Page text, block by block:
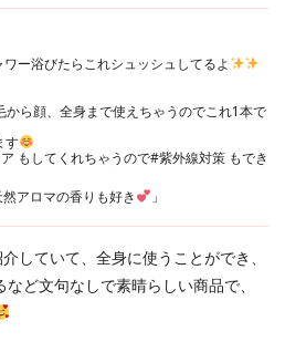
ー浴びたらこれシュッシュしてるよ
ら顔、全身まで使えちゃうのでこれ1本で
す
もしてくれちゃうので#紫外線対策 もでき
アロマの香りも好き 」
していて、全身に使うことができ、
ど文句なしで素晴らしい商品で、